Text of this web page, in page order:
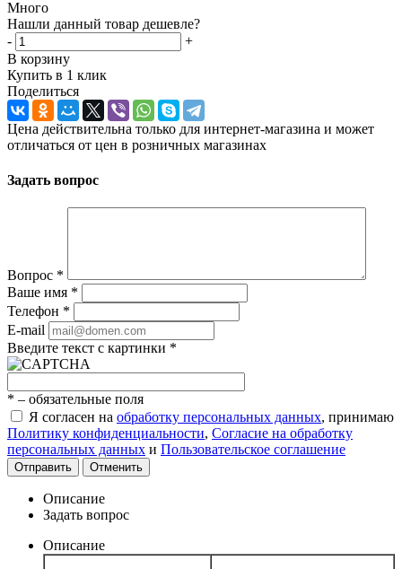
Много
Нашли данный товар дешевле?
-
+
В корзину
Купить в 1 клик
Поделиться
Цена действительна только для интернет-магазина и может
отличаться от цен в розничных магазинах
Задать вопрос
Вопрос *
Ваше имя *
Телефон *
E-mail
Введите текст с картинки *
* – обязательные поля
Я согласен на обработку персональных данных, принимаю
Политику конфиденциальности, Согласие на обработку
персональных данных и Пользовательское соглашение
Отправить Отменить
Описание
Задать вопрос
Описание